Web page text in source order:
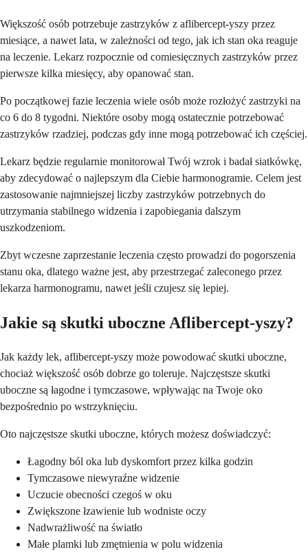
Większość osób potrzebuje zastrzyków z aflibercept-yszy przez
miesiące, a nawet lata, w zależności od tego, jak ich stan oka reaguje
na leczenie. Lekarz rozpocznie od comiesięcznych zastrzyków przez
pierwsze kilka miesięcy, aby opanować stan.
Po początkowej fazie leczenia wiele osób może rozłożyć zastrzyki na
co 6 do 8 tygodni. Niektóre osoby mogą ostatecznie potrzebować
zastrzyków rzadziej, podczas gdy inne mogą potrzebować ich częściej.
Lekarz będzie regularnie monitorował Twój wzrok i badał siatkówkę,
aby zdecydować o najlepszym dla Ciebie harmonogramie. Celem jest
zastosowanie najmniejszej liczby zastrzyków potrzebnych do
utrzymania stabilnego widzenia i zapobiegania dalszym
uszkodzeniom.
Zbyt wczesne zaprzestanie leczenia często prowadzi do pogorszenia
stanu oka, dlatego ważne jest, aby przestrzegać zaleconego przez
lekarza harmonogramu, nawet jeśli czujesz się lepiej.
Jakie są skutki uboczne Aflibercept-yszy?
Jak każdy lek, aflibercept-yszy może powodować skutki uboczne,
chociaż większość osób dobrze go toleruje. Najczęstsze skutki
uboczne są łagodne i tymczasowe, wpływając na Twoje oko
bezpośrednio po wstrzyknięciu.
Oto najczęstsze skutki uboczne, których możesz doświadczyć:
Łagodny ból oka lub dyskomfort przez kilka godzin
Tymczasowe niewyraźne widzenie
Uczucie obecności czegoś w oku
Zwiększone łzawienie lub wodniste oczy
Nadwrażliwość na światło
Małe plamki lub zmętnienia w polu widzenia